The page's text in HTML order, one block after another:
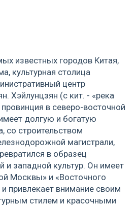
известных городов Китая,
культурная столица
центр
Хэйлунцзян (с кит. - «река
в северо-восточной
долгую и богатую
со строительством
магистрали,
в образец
и западной культур. Он имеет
Москвы» и «Восточного
привлекает внимание своим
стилем и красочными